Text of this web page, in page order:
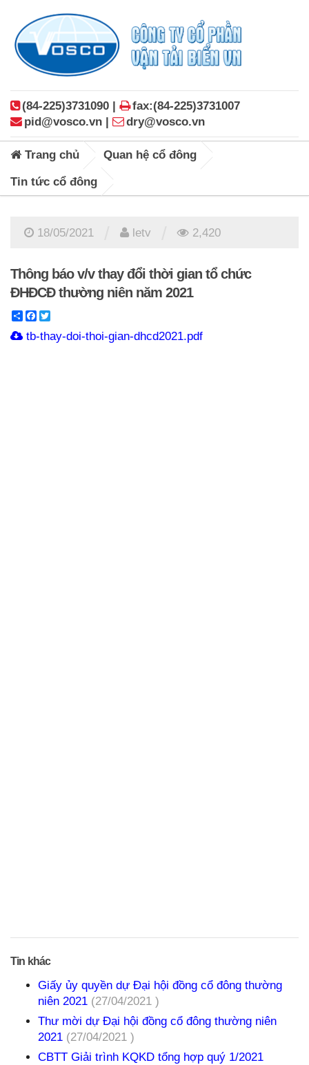
(84-225)3731090 |
fax:(84-225)3731007
pid@vosco.vn |
dry@vosco.vn
Trang chủ Quan hệ cổ đông
Tin tức cổ đông
18/05/2021 letv 2,420
Thông báo v/v thay đổi thời gian tổ chức
ĐHĐCĐ thường niên năm 2021
ShareFacebook
tb-thay-doi-thoi-gian-dhcd2021.pdf
Tin khác
Giấy ủy quyền dự Đại hội đồng cổ đông thường
niên 2021 (27/04/2021 )
Thư mời dự Đại hội đồng cổ đông thường niên
2021 (27/04/2021 )
CBTT Giải trình KQKD tổng hợp quý 1/2021